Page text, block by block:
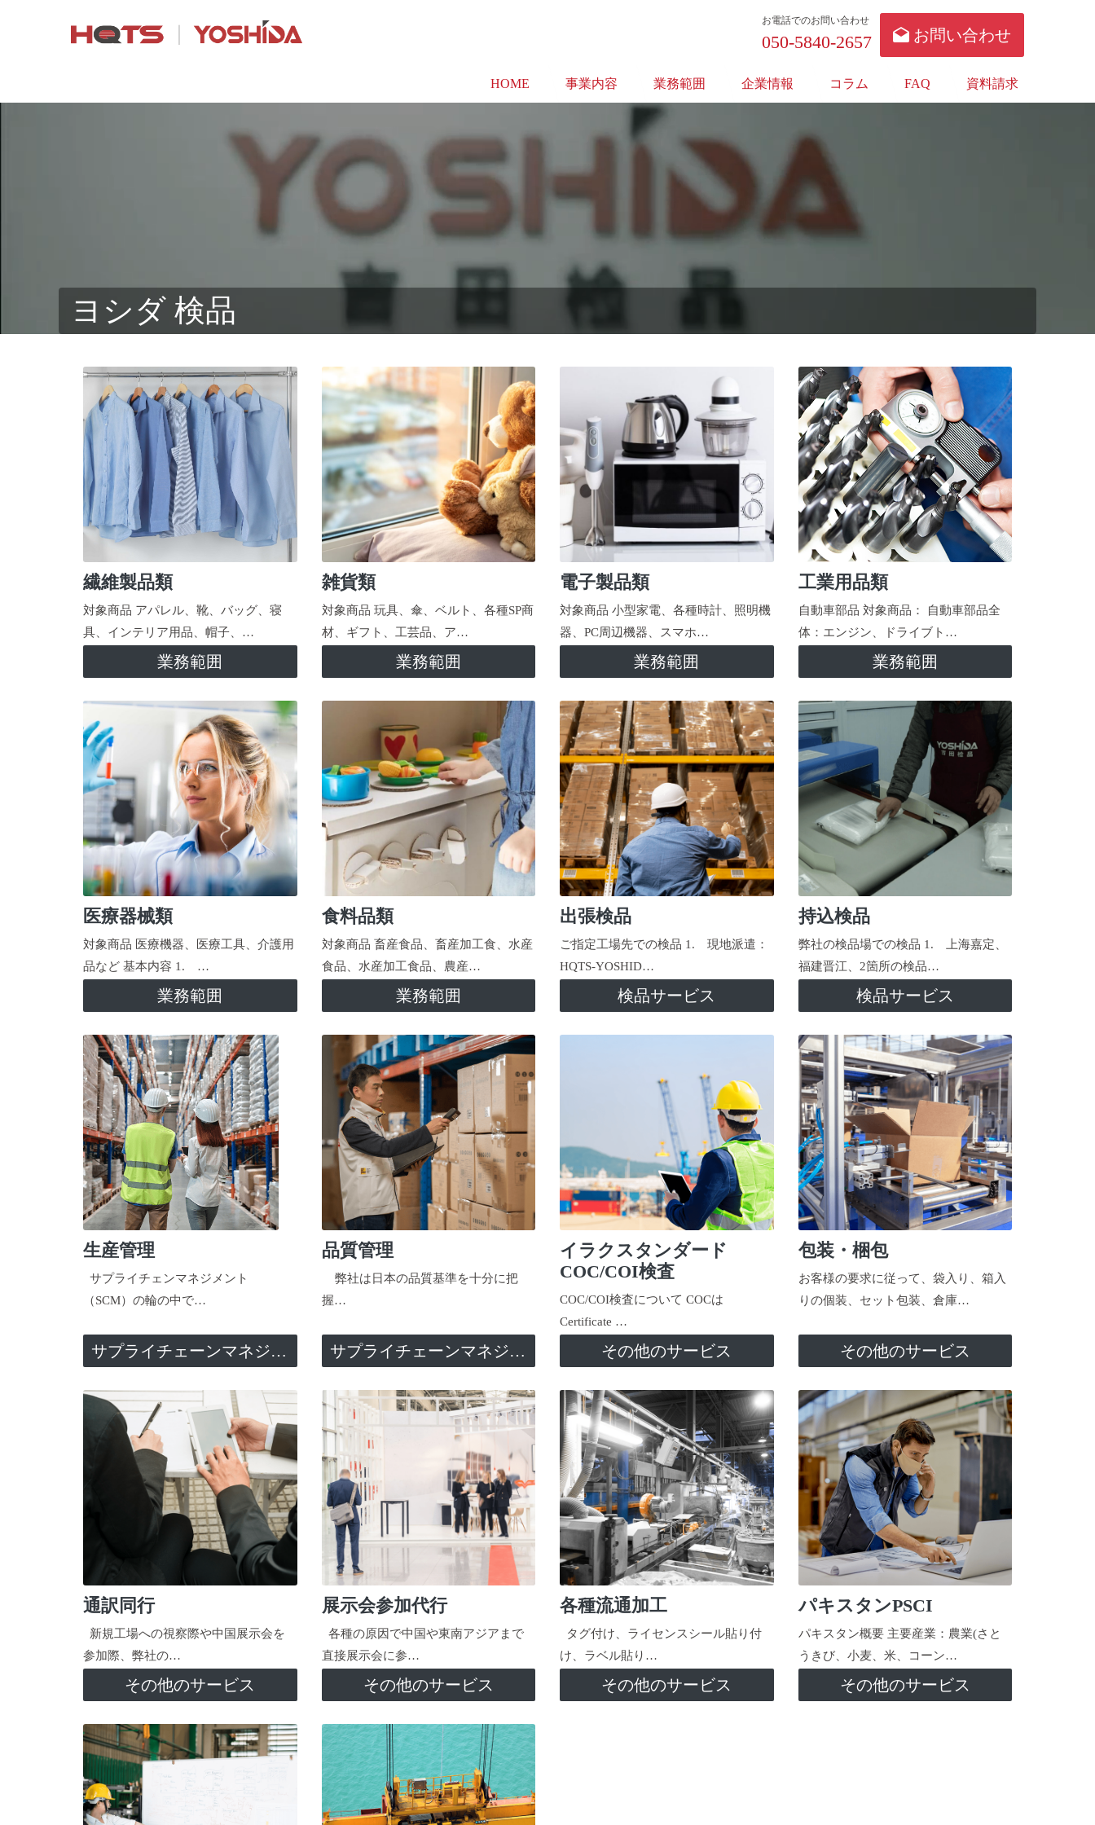
お電話でのお問い合わせ
050-5840-2657 お問い合わせ
HOME 事業内容 業務範囲 企業情報 コラム FAQ 資料請求
ヨシダ 検品
繊維製品類
対象商品 アパレル、靴、バッグ、寝
具、インテリア用品、帽子、…
業務範囲
雑貨類
対象商品 玩具、傘、ベルト、各種SP商
材、ギフト、工芸品、ア…
業務範囲
電子製品類
対象商品 小型家電、各種時計、照明機
器、PC周辺機器、スマホ…
業務範囲
工業用品類
自動車部品 対象商品： 自動車部品全
体：エンジン、ドライブト…
業務範囲
医療器械類
対象商品 医療機器、医療工具、介護用
品など 基本内容 1. …
業務範囲
食料品類
対象商品 畜産食品、畜産加工食、水産
食品、水産加工食品、農産…
業務範囲
出張検品
ご指定工場先での検品 1. 現地派遣：
HQTS-YOSHID…
検品サービス
持込検品
弊社の検品場での検品 1. 上海嘉定、
福建晋江、2箇所の検品…
検品サービス
生産管理
サプライチェンマネジメント
（SCM）の輪の中で…
サプライチェーンマネジメント
品質管理
弊社は日本の品質基準を十分に把
握…
サプライチェーンマネジメント
イラクスタンダード
COC/COI検査
COC/COI検査について COCは
Certificate …
その他のサービス
包装・梱包
お客様の要求に従って、袋入り、箱入
りの個装、セット包装、倉庫…
その他のサービス
通訳同行
新規工場への視察際や中国展示会を
参加際、弊社の…
その他のサービス
展示会参加代行
各種の原因で中国や東南アジアまで
直接展示会に参…
その他のサービス
各種流通加工
タグ付け、ライセンスシール貼り付
け、ラベル貼り…
その他のサービス
パキスタンPSCI
パキスタン概要 主要産業：農業(さと
うきび、小麦、米、コーン…
その他のサービス